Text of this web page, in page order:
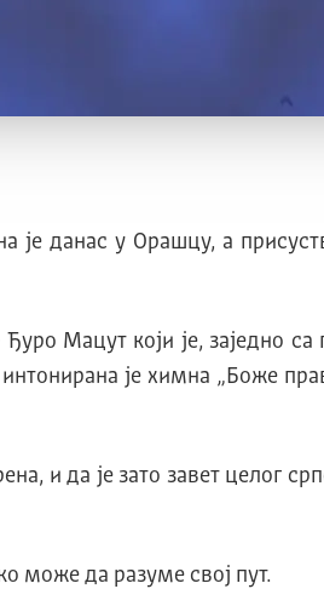
данас у Орашцу, а
Мацут који је, заједно
је химна „Боже
и да је зато завет целог
може да разуме свој пут.